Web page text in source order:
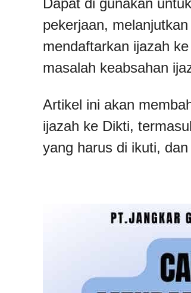
Dapat di gunakan
pekerjaan,
mendaftarkan ijazah
masalah keabsahan
Artikel ini akan
ijazah ke Dikti,
yang harus di ikuti,